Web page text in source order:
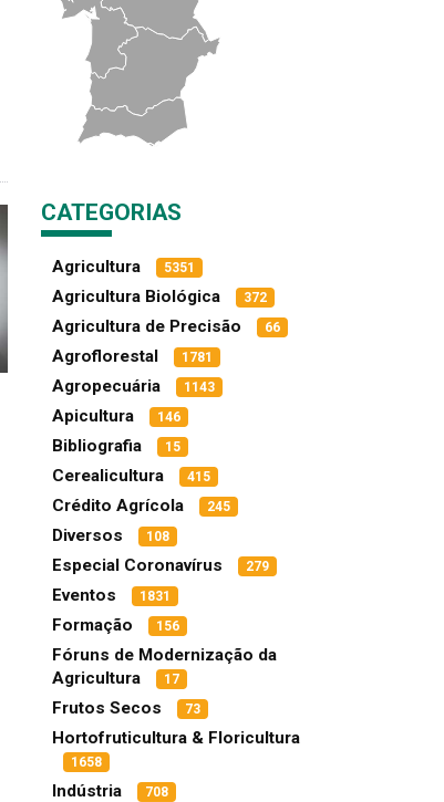
CATEGORIAS
Agricultura 5351
Agricultura Biológica 372
Agricultura de Precisão 66
Agroflorestal 1781
Agropecuária 1143
Apicultura 146
Bibliografia 15
Cerealicultura 415
Crédito Agrícola 245
Diversos 108
Especial Coronavírus 279
Eventos 1831
Formação 156
Fóruns de Modernização da
Agricultura
17
Frutos Secos 73
Hortofruticultura & Floricultura
1658
Indústria 708